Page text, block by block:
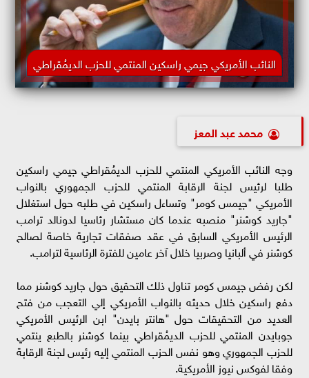
النائب الأمريكي جيمي راسكين المنتمي للحزب الديمُقراطي
محمد عبد المعز
وجه النائب الأمريكي المنتمي للحزب الديمُقراطي جيمي راسكين
طلبا لرئيس لجنة الرقابة المنتمي للحزب الجمهوري بالنواب
الأمريكي "جيمس كومر" وتساءل راسكين في طلبه حول استغلال
"جاريد كوشنر" منصبه عندما كان مستشار رئاسيا لدونالد ترامب
الرئيس الأمريكي السابق في عقد صفقات تجارية خاصة لصالح
كوشنر في ألبانيا وصربيا خلال آخر عامين للفترة الرئاسية لترامب.
لكن رفض جيمس كومر تناول ذلك التحقيق حول جاريد كوشنر مما
دفع راسكين خلال حديثه بالنواب الأمريكي إلي التعجب من فتح
العديد من التحقيقات حول "هانتر بايدن" ابن الرئيس الأمريكي
جوبايدن المنتمي للحزب الديمُقراطي بينما كوشنر بالطبع ينتمي
للحزب الجمهوري وهو نفس الحزب المنتمي إليه رئيس لجنة الرقابة
وفقا لفوكس نيوز الأمريكية.